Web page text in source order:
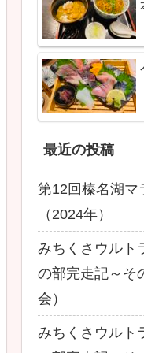
最近の投稿
第12回榛名湖マ
（2024年）
みちくさウルト
の部完走記～そ
会）
みちくさウルト